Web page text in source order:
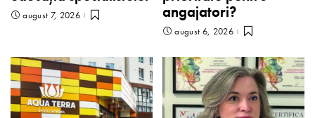
august 7, 2026
angajatori?
august 6, 2026